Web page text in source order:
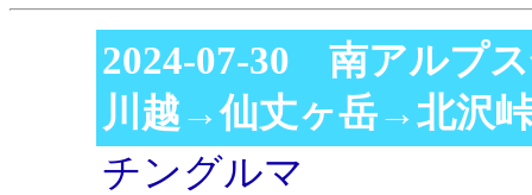
2024-07-30 南アルプ
川越→仙丈ヶ岳→北沢
チングルマ